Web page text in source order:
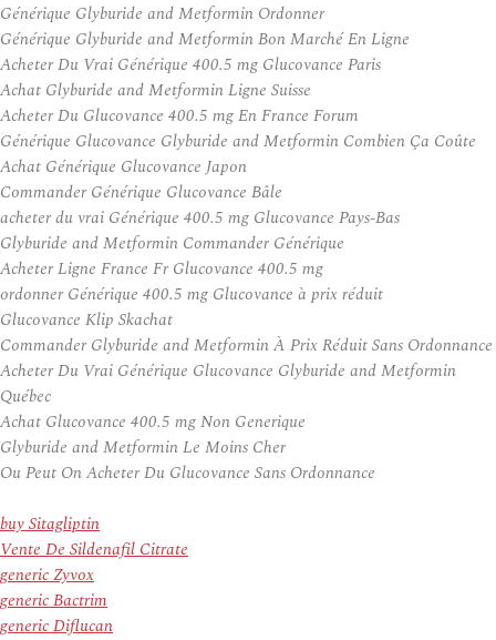
Générique Glyburide and Metformin Ordonner
Générique Glyburide and Metformin Bon Marché En Ligne
Acheter Du Vrai Générique 400.5 mg Glucovance Paris
Achat Glyburide and Metformin Ligne Suisse
Acheter Du Glucovance 400.5 mg En France Forum
Générique Glucovance Glyburide and Metformin Combien Ça Coûte
Achat Générique Glucovance Japon
Commander Générique Glucovance Bâle
acheter du vrai Générique 400.5 mg Glucovance Pays-Bas
Glyburide and Metformin Commander Générique
Acheter Ligne France Fr Glucovance 400.5 mg
ordonner Générique 400.5 mg Glucovance à prix réduit
Glucovance Klip Skachat
Commander Glyburide and Metformin À Prix Réduit Sans Ordonnance
Acheter Du Vrai Générique Glucovance Glyburide and Metformin
Québec
Achat Glucovance 400.5 mg Non Generique
Glyburide and Metformin Le Moins Cher
Ou Peut On Acheter Du Glucovance Sans Ordonnance
buy Sitagliptin
Vente De Sildenafil Citrate
generic Zyvox
generic Bactrim
generic Diflucan